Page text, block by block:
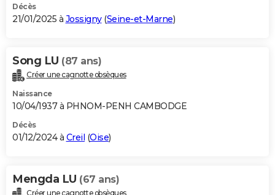
Décès
21/01/2025 à Jossigny(Seine-et-Marne)
Song LU (87 ans)
Créer une cagnotte obsèques
Naissance
10/04/1937 à PHNOM-PENH CAMBODGE
Décès
01/12/2024 à Creil (Oise)
Mengda LU (67 ans)
Créer une cagnotte obsèques